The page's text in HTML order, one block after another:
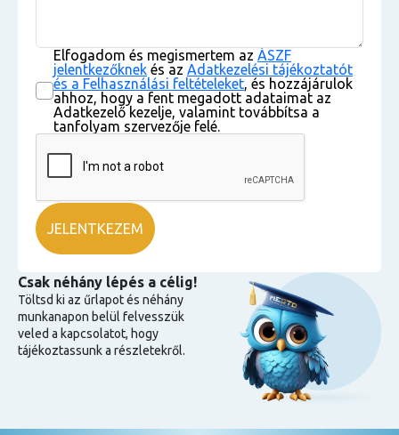
Elfogadom és megismertem az ÁSZF
jelentkezőknek és az Adatkezelési tájékoztatót
és a Felhasználási feltételeket, és hozzájárulok
ahhoz, hogy a fent megadott adataimat az
Adatkezelő kezelje, valamint továbbítsa a
tanfolyam szervezője felé.
Csak néhány lépés a célig!
Töltsd ki az űrlapot és néhány
munkanapon belül felvesszük
veled a kapcsolatot, hogy
tájékoztassunk a részletekről.